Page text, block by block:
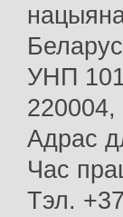
УНП
220004,
Адрас
Час
Тэл.